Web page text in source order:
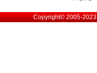
Copyright© 2005-